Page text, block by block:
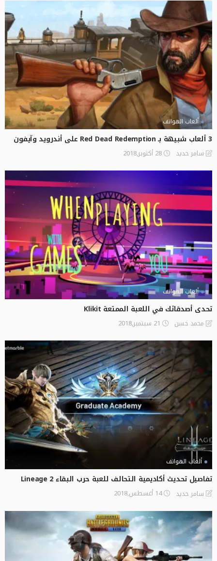
ألعاب الهواتف
3 ألعاب شبيهة بـ Red Dead Redemption على أندرويد وآيفون
سامر حديد 28 أكتوبر,2018
ألعاب الهواتف
تحدى أصدقائك في اللعبة الممتعة Klikit
محمد حسن 21 سبتمبر,2018
ألعاب الهواتف
تفاصيل تحديث أكاديمية التحالف للعبة حرب البقاء Lineage 2
سامر حديد 14 أغسطس,2018